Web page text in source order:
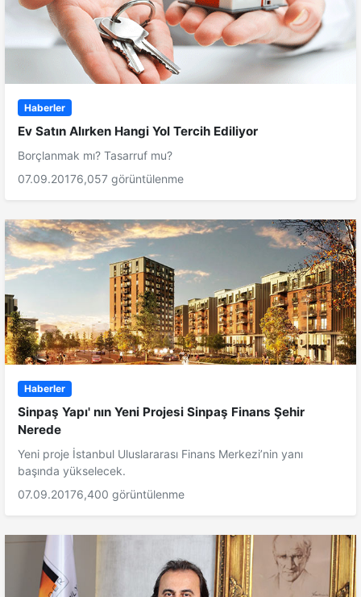
Haberler
Ev Satın Alırken Hangi Yol Tercih Ediliyor
Borçlanmak mı? Tasarruf mu?
07.09.20176,057 görüntülenme
Haberler
Sinpaş Yapı' nın Yeni Projesi Sinpaş Finans Şehir
Nerede
Yeni proje İstanbul Uluslararası Finans Merkezi’nin yanı
başında yükselecek.
07.09.20176,400 görüntülenme